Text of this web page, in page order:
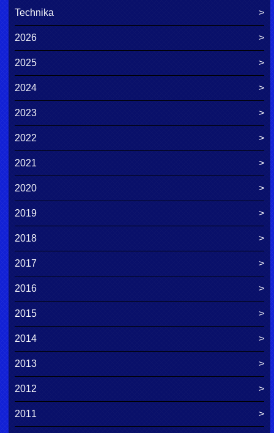
Technika
2026
2025
2024
2023
2022
2021
2020
2019
2018
2017
2016
2015
2014
2013
2012
2011